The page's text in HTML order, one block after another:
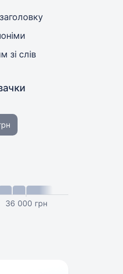
зі слів
36 000 грн